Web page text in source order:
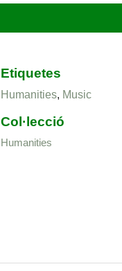
Etiquetes
Humanities, Music
Col·lecció
Humanities